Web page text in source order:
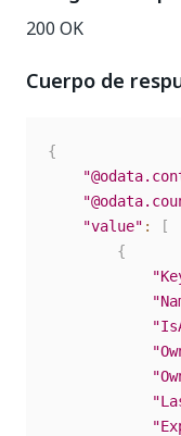
200 OK
Cuerpo de
{
"value" :
[
{